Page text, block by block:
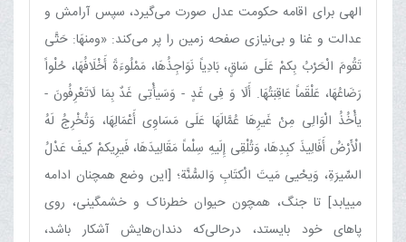
الهی برای اقامه حکومت عدل صورت می‌گیرد، سپس آرامش و
عدالت و غنا و بی‌نیازی صفحه زمین را پر می‌کند: «ومنهَا: حَتَّی‏
تَقُومَ‏ الْحَرْبُ‏ بِکمْ‏ عَلَی‏ سَاقٍ‏، بَادِیاً نَوَاجِذُهَا، مَمْلُوءَةً أَخْلَافُهَا، حُلْواً
رَضَاعُهَا، عَلْقَماً عَاقِبَتُهَا. أَلَا وَ فِی غَدٍ - وَسَیأْتِی غَدٌ بِمَا لَاتَعْرِفُونَ -
یأْخُذُ الْوَالِی مِنْ غَیرِهَا عُمَّالَهَا عَلَی‏ مَسَاوِی أَعْمَالِهَا، وَتُخْرِجُ لَهُ
الْأَرْضُ أَفَالِیذَ کبِدِهَا، وَتُلْقِی إِلَیهِ سِلْماً مَقَالِیدَهَا، فَیرِیکمْ کیفَ عَدْلُ
السِّیرَةِ، وَیحْیی مَیتَ الْکتَابِ وَالسُّنَّة؛ [این وضع همچنان ادامه
می‏یابد] تا جنگ، همچون حیوان خطرناک و خشمگینی، روی
پاهای خود بایستد، درحالی‌که دندان‌هایش آشکار باشد،